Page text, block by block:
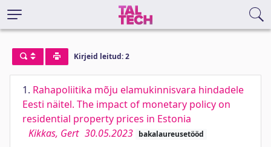
Kirjeid leitud: 2
1. Rahapoliitika mõju elamukinnisvara hindadele
Eesti näitel. The impact of monetary policy on
residential property prices in Estonia
Kikkas, Gert 30.05.2023 bakalaureusetööd